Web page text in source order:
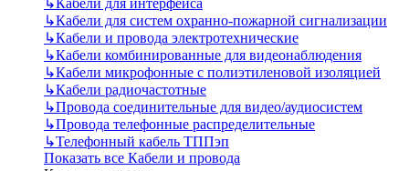
↳Кабели для интерфейса
↳Кабели для систем охранно-пожарной сигнализации
↳Кабели и провода электротехнические
↳Кабели комбинированные для видеонаблюдения
↳Кабели микрофонные с полиэтиленовой изоляцией
↳Кабели радиочастотные
↳Провода соединительные для видео/аудиосистем
↳Провода телефонные распределительные
↳Телефонный кабель ТППэп
Показать все Кабели и провода